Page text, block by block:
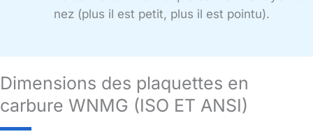
nez (plus il est petit, plus il est pointu).
Dimensions des plaquettes en
carbure WNMG (ISO ET ANSI)